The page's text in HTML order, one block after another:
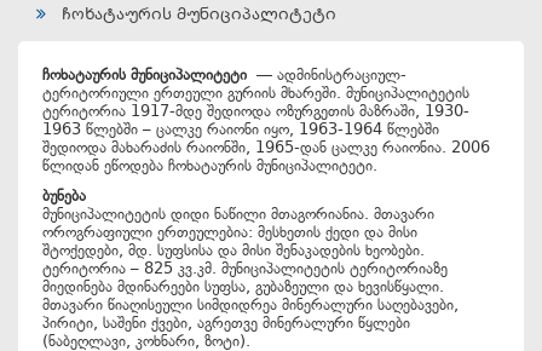
ჩოხატაურის მუნიციპალიტეტი
ჩოხატაურის მუნიციპალიტეტი — ადმინისტრაციულ-
ტერიტორიული ერთეული გურიის მხარეში. მუნიციპალიტეტის
ტერიტორია 1917-მდე შედიოდა ოზურგეთის მაზრაში, 1930-
1963 წლებში – ცალკე რაიონი იყო, 1963-1964 წლებში
შედიოდა მახარაძის რაიონში, 1965-დან ცალკე რაიონია. 2006
წლიდან ეწოდება ჩოხატაურის მუნიციპალიტეტი.
ბუნება
მუნიციპალიტეტის დიდი ნაწილი მთაგორიანია. მთავარი
ოროგრაფიული ერთეულებია: მესხეთის ქედი და მისი
შტოქედები, მდ. სუფსისა და მისი შენაკადების ხეობები.
ტერიტორია – 825 კვ.კმ. მუნიციპალიტეტის ტერიტორიაზე
მიედინება მდინარეები სუფსა, გუბაზეული და ხევისწყალი.
მთავარი წიაღისეული სიმდიდრეა მინერალური საღებავები,
პირიტი, საშენი ქვები, აგრეთვე მინერალური წყლები
(ნაბეღლავი, კოხნარი, ზოტი).